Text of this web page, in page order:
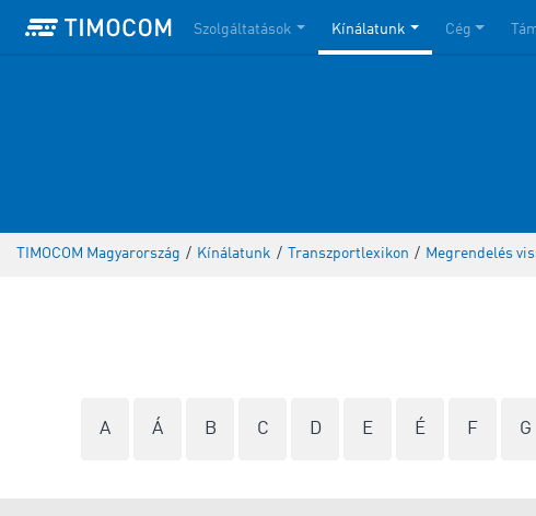
Szolgáltatások Kínálatunk Cég
TIMOCOM Magyarország / Kínálatunk / Transzportlexikon / Megrendelés
A Á B C D E É F G